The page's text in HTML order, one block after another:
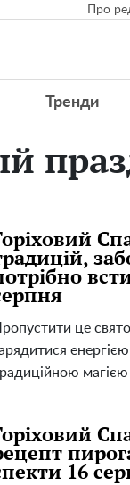
Про
Тренди
Пропустити це
магією
16